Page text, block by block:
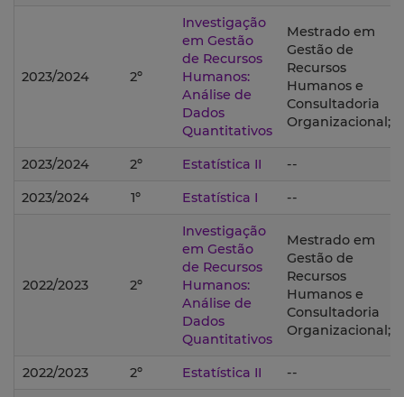
2023/2024 2º
Investigação
em Gestão
de Recursos
Humanos:
Análise de
Dados
Quantitativos
Mestrado em
Gestão de
Recursos
Humanos e
Consultadoria
Organizacional;
2023/2024 2º Estatística II --
2023/2024 1º Estatística I --
2022/2023 2º
Investigação
em Gestão
de Recursos
Humanos:
Análise de
Dados
Quantitativos
Mestrado em
Gestão de
Recursos
Humanos e
Consultadoria
Organizacional;
2022/2023 2º Estatística II --